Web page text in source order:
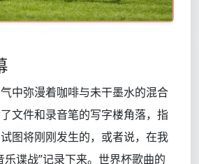
中弥漫着咖啡与未干墨水的混合
文件和录音笔的写字楼角落，指
图将刚刚发生的，或者说，在我
乐谍战”记录下来。世界杯歌曲的